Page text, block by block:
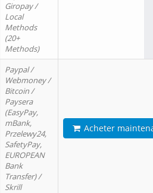
Giropay /
Local
Methods
(20+
Methods)
Paypal /
Webmoney /
Bitcoin /
Paysera
(EasyPay,
mBank,
Przelewy24,
SafetyPay,
EUROPEAN
Bank
Transfer) /
Skrill
Acheter